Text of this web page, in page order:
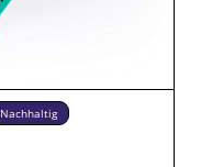
Nachhaltig